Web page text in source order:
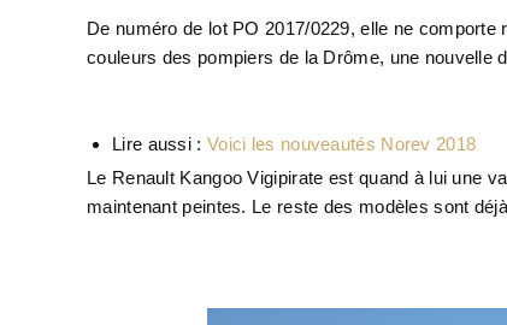
De numéro de lot PO 2017/0229, elle ne
couleurs des pompiers de la Drôme, une nouvelle
Lire aussi : Voici les nouveautés Norev 2018
Le Renault Kangoo Vigipirate est quand à lui une
maintenant peintes. Le reste des modèles sont